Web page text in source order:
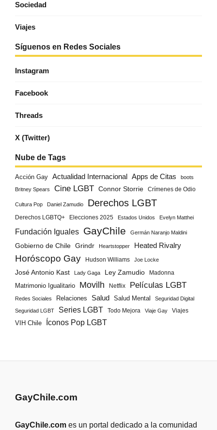
Sociedad
Viajes
Síguenos en Redes Sociales
Instagram
Facebook
Threads
X (Twitter)
Nube de Tags
Acción Gay Actualidad Internacional Apps de Citas boots
Britney Spears Cine LGBT Connor Storrie Crímenes de Odio
Cultura Pop Daniel Zamudio Derechos LGBT
Derechos LGBTQ+ Elecciones 2025 Estados Unidos Evelyn Matthei
Fundación Iguales GayChile Germán Naranjo Maldini
Gobierno de Chile Grindr Heartstopper Heated Rivalry
Horóscopo Gay Hudson Williams Joe Locke
José Antonio Kast Lady Gaga Ley Zamudio Madonna
Matrimonio Igualitario Movilh Netflix Películas LGBT
Redes Sociales Relaciones Salud Salud Mental Seguridad Digital
Seguridad LGBT Series LGBT Todo Mejora Viaje Gay
Viajes
VIH Chile
Íconos Pop LGBT
GayChile.com
GayChile.com es un portal dedicado a la comunidad